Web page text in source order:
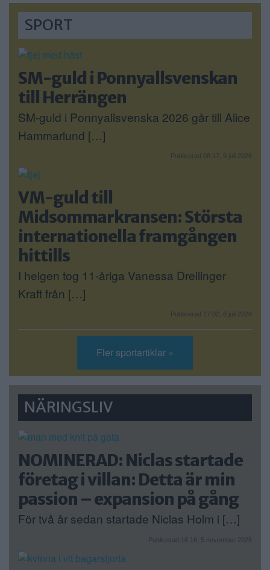
SPORT
SM-guld i Ponnyallsvenskan
till Herrängen
SM-guld i Ponnyallsvenska 2026 går till Alice
Hammarlund […]
Publicerad 08:17, 9 juli 2026
VM-guld till
Midsommarkransen: Största
internationella framgången
hittills
I helgen tog 11-åriga Vanessa Dreilinger
Kraft från […]
Publicerad 17:02, 6 juli 2026
Fler sportartiklar »
NÄRINGSLIV
NOMINERAD: Niclas startade
företag i villan: Detta är min
passion – expansion på gång
För två år sedan startade Niclas Holm i […]
Publicerad 16:16, 5 november 2025